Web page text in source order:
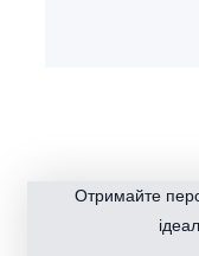
Отримайте